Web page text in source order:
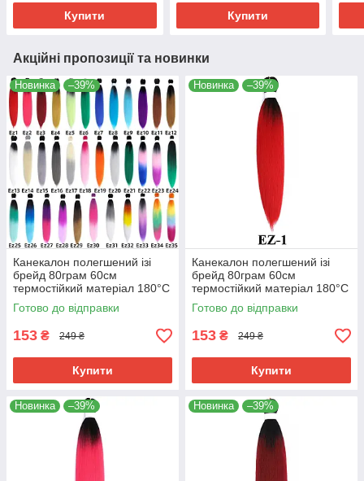
Купити Купити
Акційні пропозиції та новинки
Новинка –39%
Канекалон полегшений ізі
брейд 80грам 60см
термостійкий матеріал 180°C
EZ хвіст омбре Easy Braid
Готово до відправки
153 ₴ 249 ₴
Купити
Новинка –39%
Канекалон полегшений ізі
брейд 80грам 60см
термостійкий матеріал 180°C
EZ-1 хвіст омбре Easy Braid
Готово до відправки
153 ₴ 249 ₴
Купити
Новинка –39% Новинка –39%